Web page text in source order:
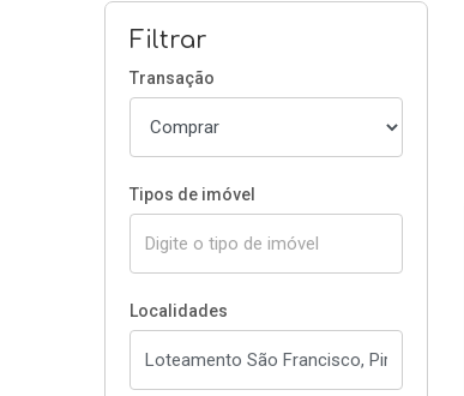
Filtrar
Transação
Tipos de imóvel
Localidades